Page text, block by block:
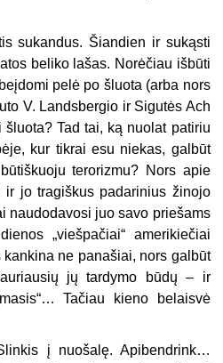
sukandus. Šiandien ir sukąsti
beliko lašas. Norėčiau išbūti
pelė po šluota (arba nors
V. Landsbergio ir Sigutės Ach
Tad tai, ką nuolat patiriu
kur tikrai esu niekas, galbūt
terorizmu? Nors apie
ir jo tragiškus padarinius žinojo
naudodavosi juo savo priešams
„viešpačiai“ amerikiečiai
ne panašiai, nors galbūt
jų tardymo būdų – ir
Tačiau kieno belaisvė
į nuošalę. Apibendrink…